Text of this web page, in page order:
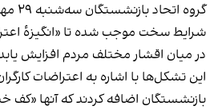
گروه
شرایط سخت موجب شده تا «انگیزۀ
در میان اقشار مختلف مردم افزایش
این تشکل‌ها با اشاره به اعتراضات
بازنشستگان اضافه کردند که آنها «کف